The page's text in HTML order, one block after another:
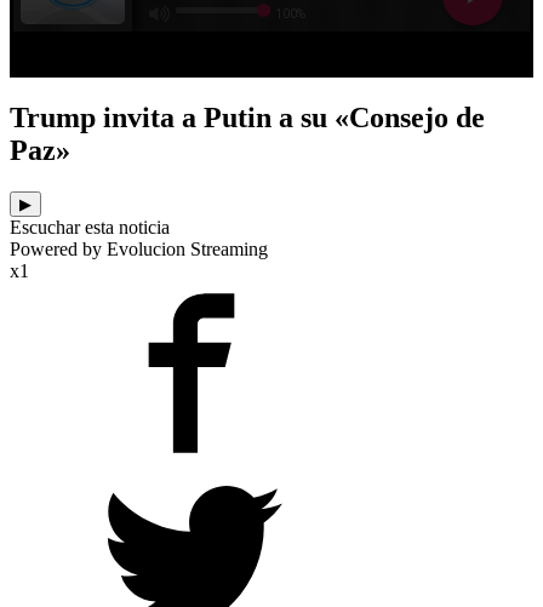
Trump invita a Putin a su «Consejo de
Paz»
▶
Escuchar esta noticia
Powered by Evolucion Streaming
x1